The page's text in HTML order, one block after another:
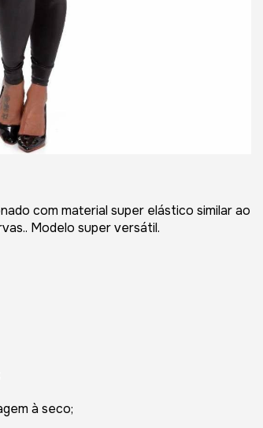
com material super elástico similar ao
Modelo super versátil.
à seco;